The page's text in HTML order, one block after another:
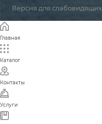
Версия для слабовидящих
Главная
Каталог
Контакты
Услуги